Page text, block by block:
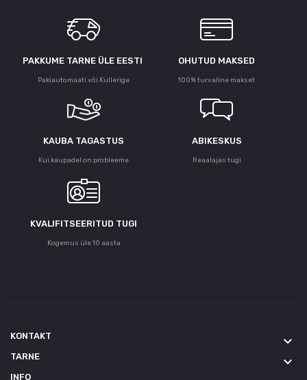
PAKKUME TARNE ÜLE ЕESTI
Pakiautomaati või Kulleriga
OHUTUD MAKSED
100% turvaline makset
KAUBA TAGASTUS
Kui kaupadel on probleeme
ABIKESKUS
Reaalajas tugi
KVALIFITSEERITUD TUGI
Kogemus üle 10 aasta
KONTAKT keyboard_arrow_down
TARNE keyboard_arrow_down
INFO